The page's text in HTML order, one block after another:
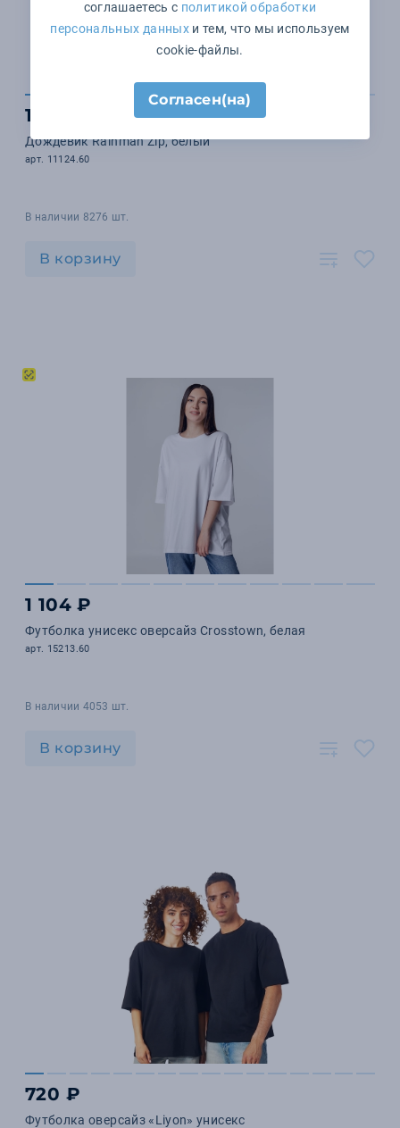
1 236 ₽
Дождевик Rainman Zip, белый
арт. 11124.60
В наличии 8276 шт.
В корзину
1 104 ₽
Футболка унисекс оверсайз Crosstown, белая
арт. 15213.60
В наличии 4053 шт.
В корзину
720 ₽
Футболка оверсайз «Liyon» унисекс
соглашаетесь с политикой обработки
персональных данныхи тем, что мы используем
cookie-файлы.
Согласен(на)